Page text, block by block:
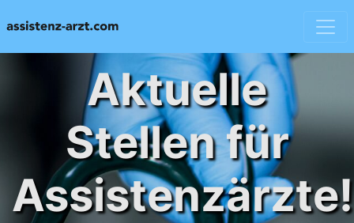
Aktuelle
Stellen für
Assistenzärzte!